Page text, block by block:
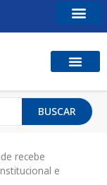
BUSCAR
recebe
e